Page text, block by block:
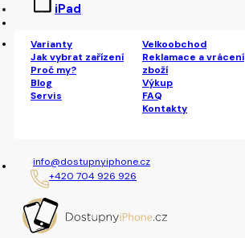
iPad
Varianty
Jak vybrat zařízení
Proč my?
Blog
Servis
Velkoobchod
Reklamace a vrácení
zboží
Výkup
FAQ
Kontakty
info@dostupnyiphone.cz
+420 704 926 926